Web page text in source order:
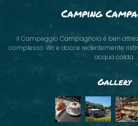
Camping
Il Campeggio Campagnola è ben
complesso Wc e docce recentemente
acqua calda.
Gallery